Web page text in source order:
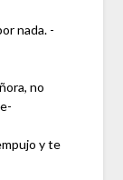
nada. -
no
y te